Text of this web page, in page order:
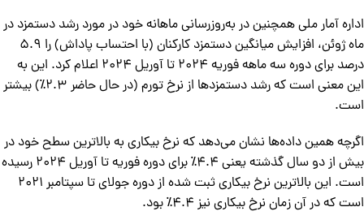
اداره آمار ملی همچنین در به‌روزرسانی ماهانه خود در مورد رشد دستمزد در
ماه ژوئن، افزایش میانگین دستمزد کارکنان (با احتساب پاداش) را ۵.۹
درصد برای دوره سه ماهه فوریه ۲۰۲۴ تا آوریل ۲۰۲۴ اعلام کرد. این به
این معنی است که رشد دستمزدها از نرخ تورم (در حال حاضر ۲.۳٪) بیشتر
است.
اگرچه همین داده‌ها نشان می‌دهد که نرخ بیکاری به بالاترین سطح خود در
بیش از دو سال گذشته یعنی ۴.۴٪ برای دوره فوریه تا آوریل ۲۰۲۴ رسیده
است. این بالاترین نرخ بیکاری ثبت شده از دوره جولای تا سپتامبر ۲۰۲۱
است که در آن زمان نرخ بیکاری نیز ۴.۴٪ بود.